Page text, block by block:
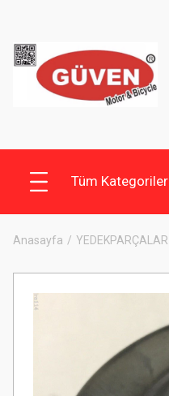
Tüm Kategoriler
Anasayfa YEDEKPARÇALAR